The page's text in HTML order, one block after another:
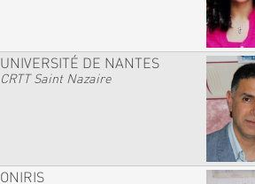
UNIVERSITÉ DE NANTES
CRTT Saint Nazaire
ONIRIS